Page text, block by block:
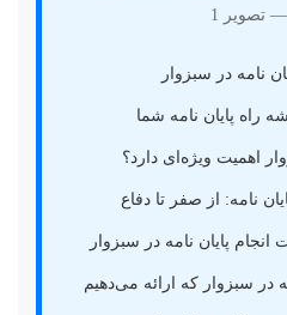
نامه در سبزوار
راه پایان نامه شما
اهمیت ویژه‌ای دارد؟
نامه: از صفر تا دفاع
انجام پایان نامه در سبزوار
در سبزوار که ارائه می‌دهیم